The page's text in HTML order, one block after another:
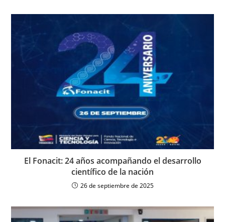
El Fonacit: 24 años acompañando el desarrollo
científico de la nación
26 de septiembre de 2025